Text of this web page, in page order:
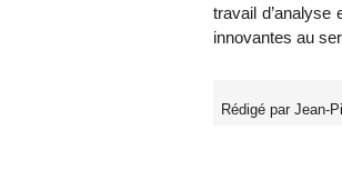
travail
innovantes au
Rédigé par Jean-